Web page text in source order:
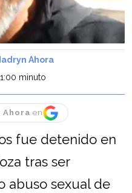
Ahora
1:00 minuto
Ahora en
fue detenido en
tras ser
abuso sexual de